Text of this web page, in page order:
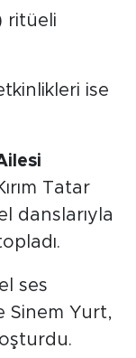
ritüeli
ise
Tatar
danslarıyla
ses
Sinem Yurt,